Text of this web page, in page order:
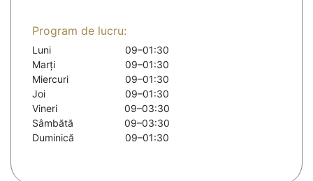
Program de lucru:
Luni
09–01:30
Marți
09–01:30
Miercuri
09–01:30
Joi
09–01:30
Vineri
09–03:30
Sâmbătă
09–03:30
Duminică
09–01:30